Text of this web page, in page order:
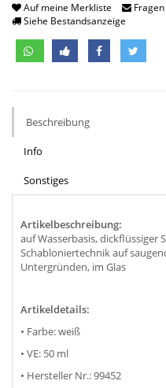
Auf meine Merkliste
Siehe Bestandsanzeige
Beschreibung
Info
Sonstiges
Artikelbeschreibung:
auf Wasserbasis, dickflüssiger
Schabloniertechnik auf
Untergründen, im Glas
Artikeldetails:
• Farbe: weiß
• VE: 50 ml
• Hersteller Nr.: 99452